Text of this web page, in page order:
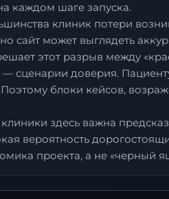
каждом шаге запуска.
клиник потери
сайт может выглядеть
этот разрыв между
сценарии доверия.
блоки кейсов,
здесь важна
вероятность
проекта, а не «черный